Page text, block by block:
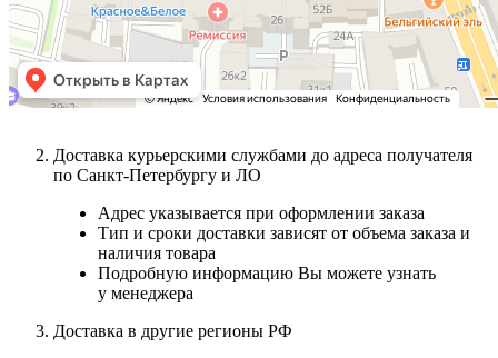
Доставка курьерскими службами до адреса получателя
по Санкт-Петербургу и ЛО
Адрес указывается при оформлении заказа
Тип и сроки доставки зависят от объема заказа и
наличия товара
Подробную информацию Вы можете узнать
у менеджера
Доставка в другие регионы РФ